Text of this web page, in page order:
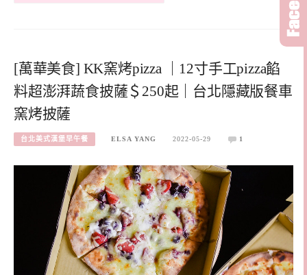
[萬華美食] KK窯烤pizza ｜12寸手工pizza餡
料超澎湃蔬食披薩＄250起｜台北隱藏版餐車
窯烤披薩
台北美式漢堡早午餐 ELSA YANG 2022-05-29 1